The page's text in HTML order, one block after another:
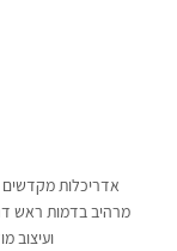
אדריכלות מקדשים
מרהיב בדמות ראש
ועיצוב